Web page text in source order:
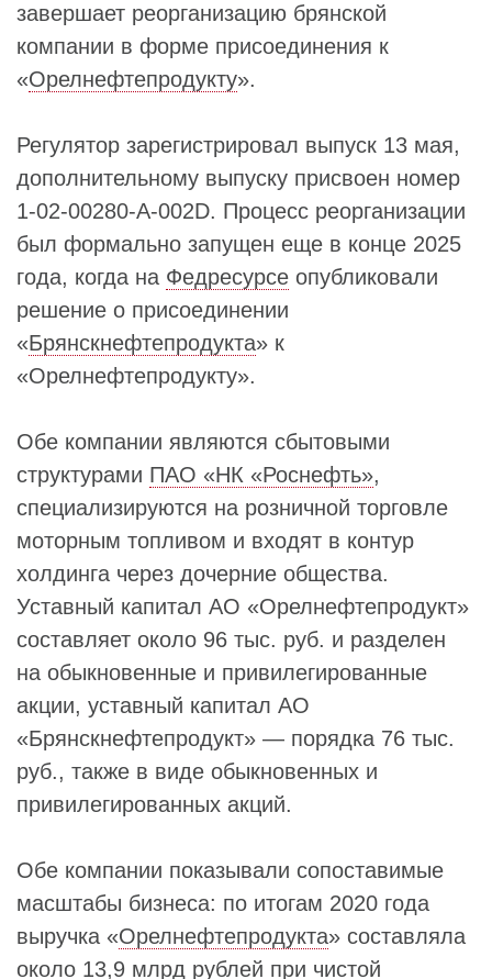
завершает реорганизацию брянской
компании в форме присоединения к
«Орелнефтепродукту».
Регулятор зарегистрировал выпуск 13 мая,
дополнительному выпуску присвоен номер
1-02-00280-A-002D. Процесс реорганизации
был формально запущен еще в конце 2025
года, когда на Федресурсе опубликовали
решение о присоединении
«Брянскнефтепродукта» к
«Орелнефтепродукту».
Обе компании являются сбытовыми
структурами ПАО «НК «Роснефть»,
специализируются на розничной торговле
моторным топливом и входят в контур
холдинга через дочерние общества.
Уставный капитал АО «Орелнефтепродукт»
составляет около 96 тыс. руб. и разделен
на обыкновенные и привилегированные
акции, уставный капитал АО
«Брянскнефтепродукт» — порядка 76 тыс.
руб., также в виде обыкновенных и
привилегированных акций.
Обе компании показывали сопоставимые
масштабы бизнеса: по итогам 2020 года
выручка «Орелнефтепродукта» составляла
около 13,9 млрд рублей при чистой